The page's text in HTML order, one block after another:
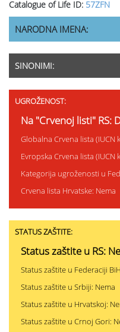
Catalogue of Life ID: 57ZFN
NARODNA IMENA:
SINONIMI:
UGROŽENOST:
Na "Crvenoj listi" RS:
Globalna Crvena lista (IUCN
Evropska Crvena lista (IUCN
Kategorija ugroženosti u
Crvena lista Hrvatske: Nema
STATUS ZAŠTITE:
Status zaštite u RS:
Status zaštite u Federaciji
Status zaštite u Srbiji: Nema
Status zaštite u Hrvatskoj:
Status zaštite u Crnoj Gori: